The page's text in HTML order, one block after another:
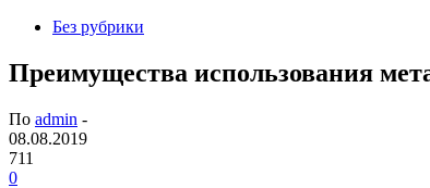
Без рубрики
Преимущества использования
По admin -
08.08.2019
711
0